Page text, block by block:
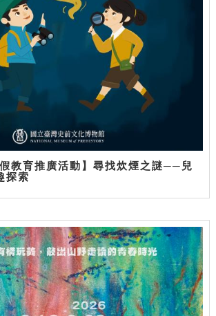
假教育推廣活動】尋找炊煙之謎──兒
探索